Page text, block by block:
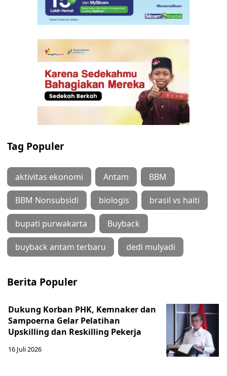
Tag Populer
aktivitas ekonomi Antam BBM
BBM Nonsubsidi biologis brasil vs haiti
bupati purwakarta Buyback
buyback antam terbaru dedi mulyadi
Berita Populer
Dukung Korban PHK, Kemnaker dan
Sampoerna Gelar Pelatihan
Upskilling dan Reskilling Pekerja
16 Juli 2026